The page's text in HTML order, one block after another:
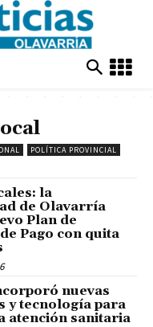
POLÍTICA PROVINCIAL
la
de Olavarría
Plan de
Pago con quita
nuevas
y tecnología para
atención sanitaria